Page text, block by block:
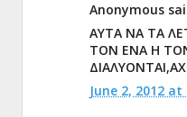
Anonymous
ΑΥΤΑ ΝΑ ΤΑ
ΤΟΝ ΕΝΑ Η
June 2, 2012 at